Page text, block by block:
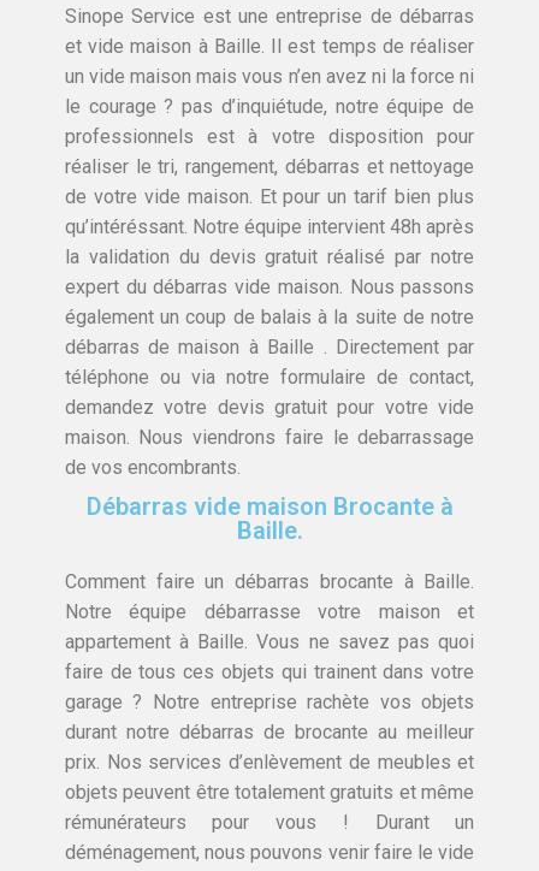
Sinope Service est une entreprise de débarras
et vide maison à Baille. Il est temps de réaliser
un vide maison mais vous n’en avez ni la force ni
le courage ? pas d’inquiétude, notre équipe de
professionnels est à votre disposition pour
réaliser le tri, rangement, débarras et nettoyage
de votre vide maison. Et pour un tarif bien plus
qu’intéréssant. Notre équipe intervient 48h après
la validation du devis gratuit réalisé par notre
expert du débarras vide maison. Nous passons
également un coup de balais à la suite de notre
débarras de maison à Baille . Directement par
téléphone ou via notre formulaire de contact,
demandez votre devis gratuit pour votre vide
maison. Nous viendrons faire le debarrassage
de vos encombrants.
Débarras vide maison Brocante à
Baille.
Comment faire un débarras brocante à Baille.
Notre équipe débarrasse votre maison et
appartement à Baille. Vous ne savez pas quoi
faire de tous ces objets qui trainent dans votre
garage ? Notre entreprise rachète vos objets
durant notre débarras de brocante au meilleur
prix. Nos services d’enlèvement de meubles et
objets peuvent être totalement gratuits et même
rémunérateurs pour vous ! Durant un
déménagement, nous pouvons venir faire le vide